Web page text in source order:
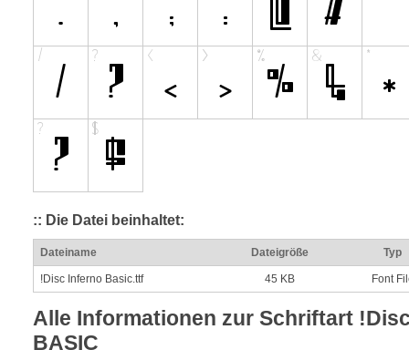
:: Die Datei beinhaltet:
Dateiname Dateigröße Typ
!Disc Inferno Basic.ttf 45 KB Font
Alle Informationen zur Schriftart
BASIC